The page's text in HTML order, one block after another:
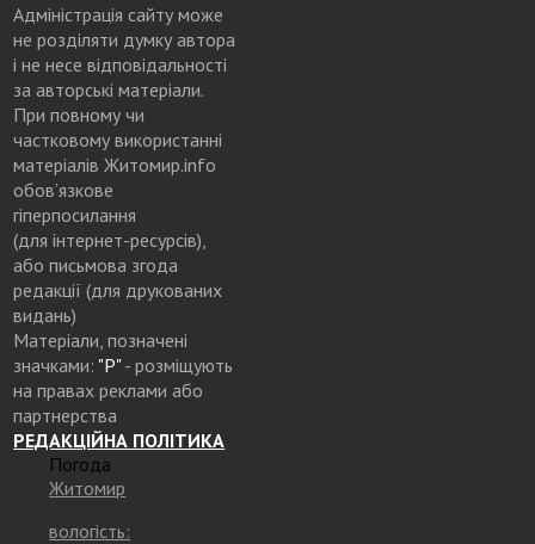
Адміністрація сайту може
не розділяти думку автора
і не несе відповідальності
за авторські матеріали.
При повному чи
частковому використанні
матеріалів Житомир.info
обов’язкове
гіперпосилання
(для інтернет-ресурсів),
або письмова згода
редакції (для друкованих
видань)
Матеріали, позначені
значками: "Р"- розміщують
на правах реклами або
партнерства
РЕДАКЦІЙНА ПОЛІТИКА
Погода
Житомир
вологість: